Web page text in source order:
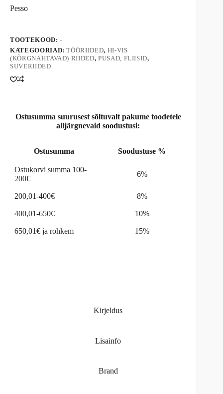
kogus
e
a
t
i
v
:
Pesso
TOOTEKOOD:-
KATEGOORIAD:TÖÖRIIDED, HI-VIS
(KÕRGNÄHTAVAD) RIIDED, PUSAD, FLIISID,
SUVERIIDED
Ostusumma suurusest sõltuvalt pakume toodetele
alljärgnevaid soodustusi:
Ostusumma Soodustuse %
Ostukorvi summa 100-
200€
6%
200,01-400€ 8%
400,01-650€ 10%
650,01€ ja rohkem 15%
Kirjeldus
Lisainfo
Brand